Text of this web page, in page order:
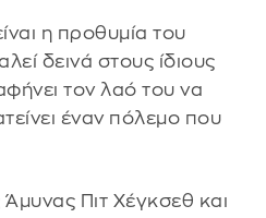
η προθυμία του
δεινά στους ίδιους
τον λαό του να
έναν πόλεμο που
Πιτ Χέγκσεθ και